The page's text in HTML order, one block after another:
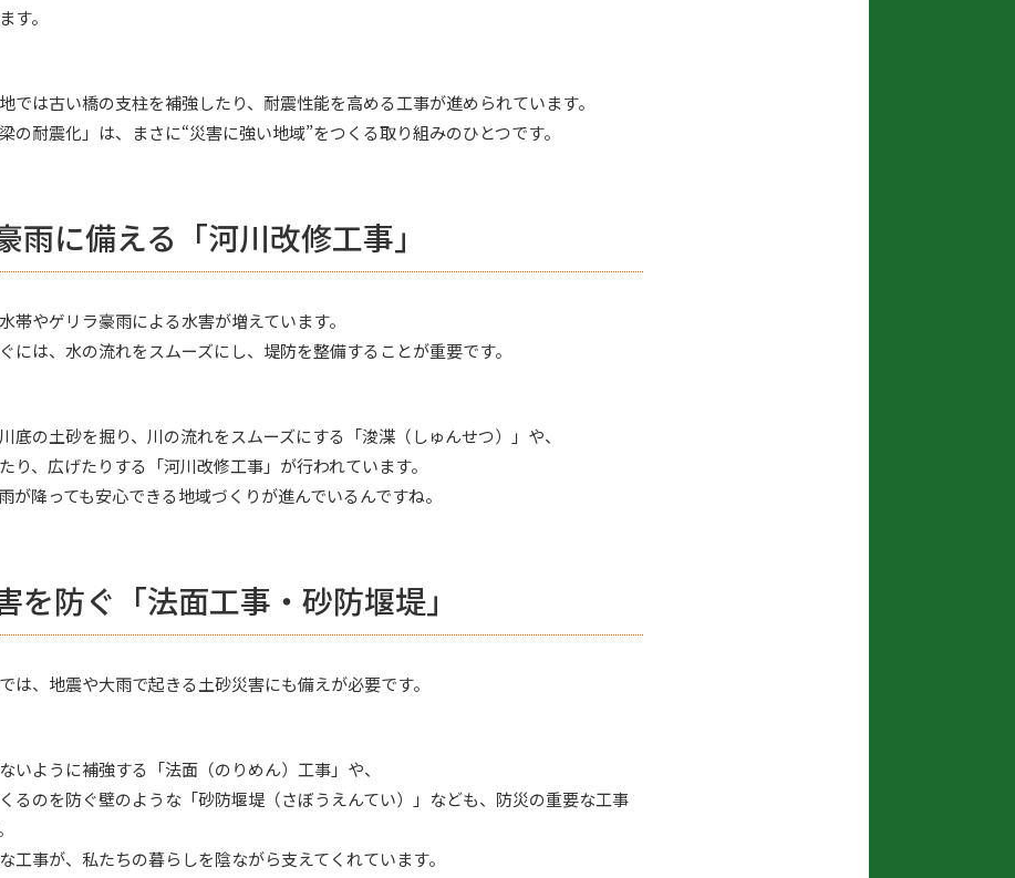
す。
では古い橋の支柱を補強したり、耐震性能を高める工事が進められています。
の耐震化」は、まさに“災害に強い地域”をつくる取り組みのひとつです。
雨に備える「河川改修工事」
帯やゲリラ豪雨による水害が増えています。
には、水の流れをスムーズにし、堤防を整備することが重要です。
底の土砂を掘り、川の流れをスムーズにする「浚渫（しゅんせつ）」や、
り、広げたりする「河川改修工事」が行われています。
が降っても安心できる地域づくりが進んでいるんですね。
を防ぐ「法面工事・砂防堰堤」
は、地震や大雨で起きる土砂災害にも備えが必要です。
いように補強する「法面（のりめん）工事」や、
るのを防ぐ壁のような「砂防堰堤（さぼうえんてい）」なども、防災の重要な工事
工事が、私たちの暮らしを陰ながら支えてくれています。